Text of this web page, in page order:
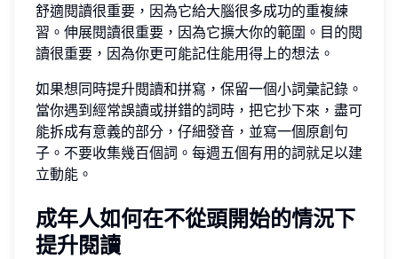
舒適閱讀很重要，因為它給大腦很多成功的重複練
習。伸展閱讀很重要，因為它擴大你的範圍。目的閱
讀很重要，因為你更可能記住能用得上的想法。
如果想同時提升閱讀和拼寫，保留一個小詞彙記錄。
當你遇到經常誤讀或拼錯的詞時，把它抄下來，盡可
能拆成有意義的部分，仔細發音，並寫一個原創句
子。不要收集幾百個詞。每週五個有用的詞就足以建
立動能。
成年人如何在不從頭開始的情況下
提升閱讀